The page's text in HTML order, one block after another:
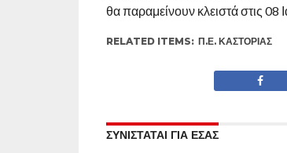
θα παραμείνουν κλειστά στις
RELATED ITEMS: Π.Ε. ΚΑΣΤΟΡΙΆΣ
ΣΥΝΙΣΤΑΤΑΙ ΓΙΑ ΕΣΑΣ